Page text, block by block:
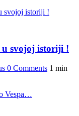
u svojoj istoriji !
0 Comments 1 min